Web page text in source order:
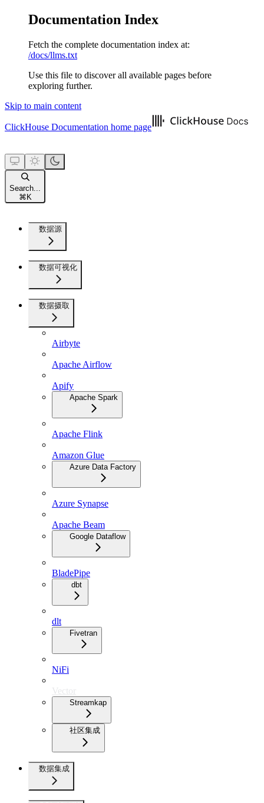
Documentation Index
Fetch the complete documentation index at:
/docs/llms.txt
Use this file to discover all available pages before
exploring further.
Skip to main content
ClickHouse Documentation home page
Search...
⌘ K
数据源
数据可视化
数据摄取
Airbyte
Apache Airflow
Apify
Apache Spark
Apache Flink
Amazon Glue
Azure Data Factory
Azure Synapse
Apache Beam
Google Dataflow
BladePipe
dbt
dlt
Fivetran
NiFi
Vector
Streamkap
社区集成
数据集成